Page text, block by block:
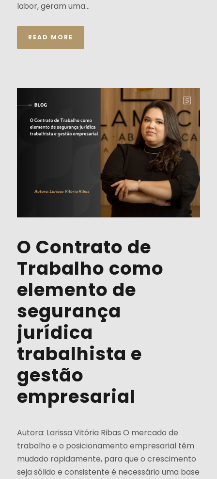
labor, geram uma...
READ MORE
O Contrato de
Trabalho como
elemento de
segurança
jurídica
trabalhista e
gestão
empresarial
Autora: Larissa Vitória Ribas O mercado de
trabalho e o posicionamento empresarial têm
mudado rapidamente, para que o crescimento
seja sólido e consistente é necessário uma base